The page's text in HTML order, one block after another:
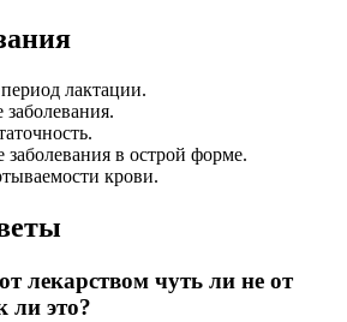
лактации.
в острой форме.
крови.
лекарством чуть ли не от
ли это?